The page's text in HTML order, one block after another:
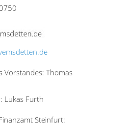
Vorstandes: Thomas
Lukas Furth
Steinfurt: